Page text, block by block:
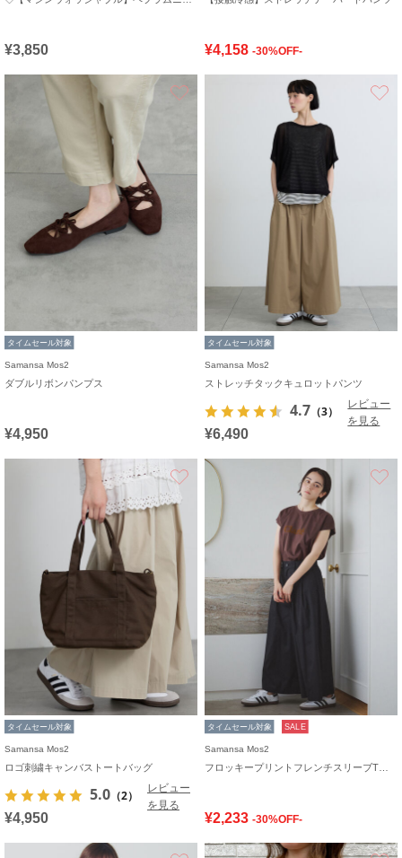
¥3,850 ¥4,158 -30%OFF-
タイムセール対象
Samansa Mos2
ダブルリボンパンプス
¥4,950
タイムセール対象
Samansa Mos2
ストレッチタックキュロットパンツ
4.7 （3）
レビュー
を見る
¥6,490
お気に入り
タイムセール対象
Samansa Mos2
ロゴ刺繍キャンバストートバッグ
5.0 （2）
レビュー
を見る
¥4,950
タイムセール対象 SALE
Samansa Mos2
¥2,233 -30%OFF-
お気に入り